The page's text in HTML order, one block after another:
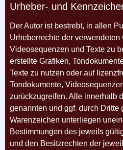
Urheber- und
Der Autor ist bestrebt, in allen
Urheberrechte der verwendeten
Videosequenzen und Texte zu
erstellte Grafiken,
Texte zu nutzen oder auf
Tondokumente,
zurückzugreifen. Alle innerhalb
genannten und ggf. durch Dritte
Warenzeichen unterliegen
Bestimmungen des jeweils
und den Besitzrechten der